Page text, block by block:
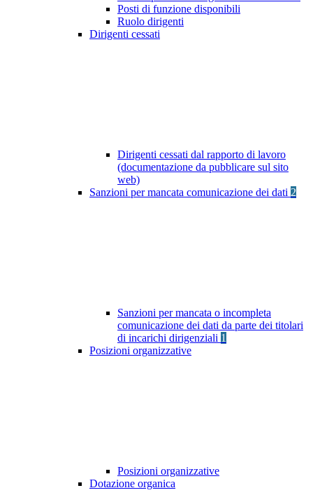
Posti di funzione disponibili
Ruolo dirigenti
Dirigenti cessati
Dirigenti cessati dal rapporto di lavoro
(documentazione da pubblicare sul sito
web)
Sanzioni per mancata comunicazione dei dati 2
Sanzioni per mancata o incompleta
comunicazione dei dati da parte dei titolari
di incarichi dirigenziali 1
Posizioni organizzative
Posizioni organizzative
Dotazione organica